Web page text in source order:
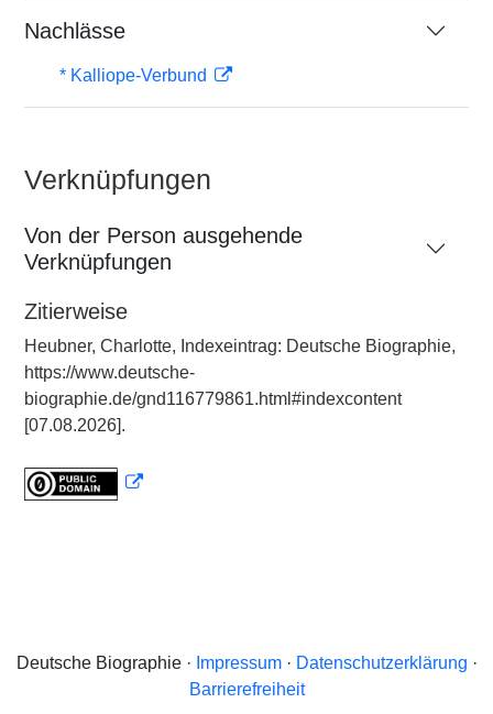
Nachlässe
* Kalliope-Verbund
Verknüpfungen
Von der Person ausgehende
Verknüpfungen
Zitierweise
Heubner, Charlotte, Indexeintrag: Deutsche Biographie,
https://www.deutsche-
biographie.de/gnd116779861.html#indexcontent
[07.08.2026].
Deutsche Biographie · Impressum· Datenschutzerklärung ·
Barrierefreiheit